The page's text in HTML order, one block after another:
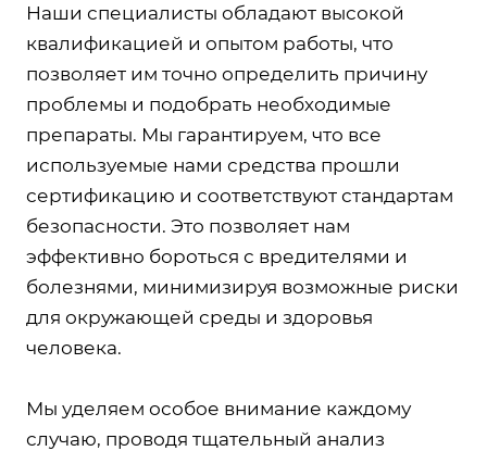
Наши специалисты обладают высокой
квалификацией и опытом работы, что
позволяет им точно определить причину
проблемы и подобрать необходимые
препараты. Мы гарантируем, что все
используемые нами средства прошли
сертификацию и соответствуют стандартам
безопасности. Это позволяет нам
эффективно бороться с вредителями и
болезнями, минимизируя возможные риски
для окружающей среды и здоровья
человека.
Мы уделяем особое внимание каждому
случаю, проводя тщательный анализ